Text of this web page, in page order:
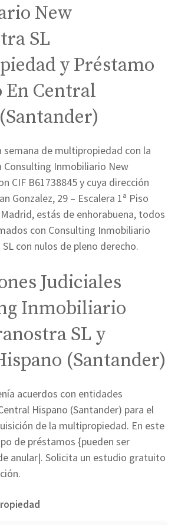
New
SL
y Préstamo
En Central
semana de multipropiedad con la
Consulting Inmobiliario New
CIF B61738845 y cuya dirección
Gonzalez, 29 – Escalera 1ª Piso
estás de enhorabuena, todos
con Consulting Inmobiliario
con nulos de pleno derecho.
Judiciales
Inmobiliario
SL y
(Santander)
acuerdos con entidades
Hispano (Santander) para el
de la multipropiedad. En este
de préstamos {pueden ser
anular|. Solicita un estudio gratuito